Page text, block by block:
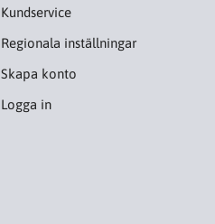
Kundservice
Regionala inställningar
Skapa konto
Logga in